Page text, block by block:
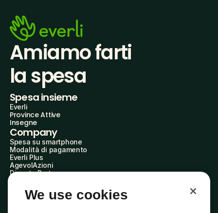
Amiamo farti
la spesa
Spesa insieme
Everli
Province Attive
Insegne
Company
Spesa su smartphone
Modalità di pagamento
Everli Plus
AgevolAzioni
Diventa Partner
Everli Shoppers
About Us
We use cookies